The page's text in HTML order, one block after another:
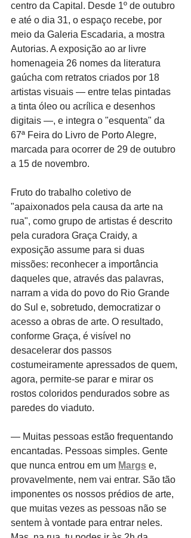
centro da Capital. Desde 1º de outubro
e até o dia 31, o espaço recebe, por
meio da Galeria Escadaria, a mostra
Autorias. A exposição ao ar livre
homenageia 26 nomes da literatura
gaúcha com retratos criados por 18
artistas visuais — entre telas pintadas
a tinta óleo ou acrílica e desenhos
digitais —, e integra o "esquenta" da
67ª Feira do Livro de Porto Alegre,
marcada para ocorrer de 29 de outubro
a 15 de novembro.
Fruto do trabalho coletivo de
"apaixonados pela causa da arte na
rua", como grupo de artistas é descrito
pela curadora Graça Craidy, a
exposição assume para si duas
missões: reconhecer a importância
daqueles que, através das palavras,
narram a vida do povo do Rio Grande
do Sul e, sobretudo, democratizar o
acesso a obras de arte. O resultado,
conforme Graça, é visível no
desacelerar dos passos
costumeiramente apressados de quem,
agora, permite-se parar e mirar os
rostos coloridos pendurados sobre as
paredes do viaduto.
— Muitas pessoas estão frequentando
encantadas. Pessoas simples. Gente
que nunca entrou em um Margs e,
provavelmente, nem vai entrar. São tão
imponentes os nossos prédios de arte,
que muitas vezes as pessoas não se
sentem à vontade para entrar neles.